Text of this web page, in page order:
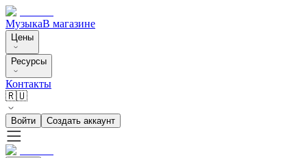
МузыкаВ магазине
Цены
Ресурсы
Контакты
🇷🇺
Войти Создать аккаунт